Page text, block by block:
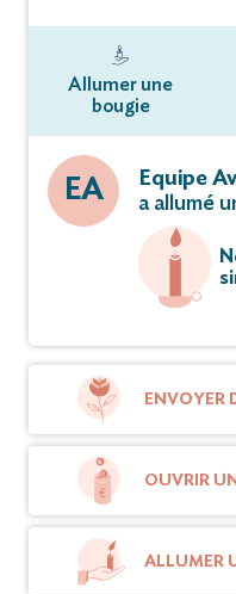
Allumer une
bougie
EA
Equipe
a allumé
ENVOYER
OUVRIR
ALLUMER